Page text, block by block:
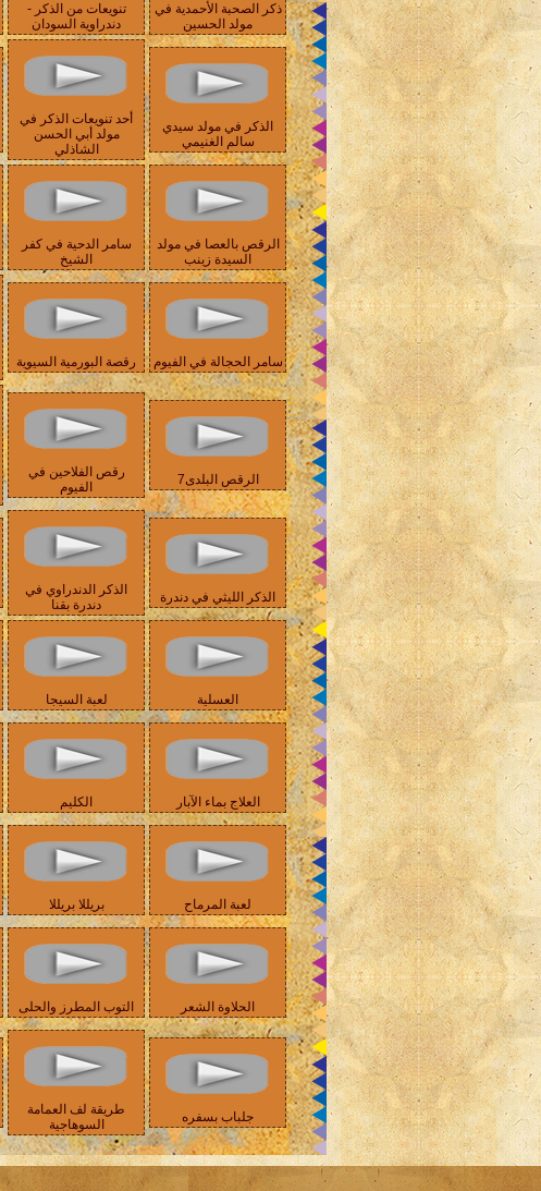
ذكر الصحبة الأحمدية في
مولد الحسين
تنويعات من الذكر -
دندراوية السودان
الذكر في مولد سيدي
سالم الغنيمي
أحد تنويعات الذكر في
مولد أبي الحسن
الشاذلي
الرقص بالعصا في مولد
السيدة زينب
سامر الدحية في كفر
الشيخ
سامر الحجالة في الفيوم رقصة البورمية السيوية
الرقص البلدى7
رقص الفلاحين في
الفيوم
الذكر الليثي في دندرة
الذكر الدندراوي في
دندرة بقنا
العسلية لعبة السيجا
العلاج بماء الآبار الكليم
لعبة المرماح بريللا بريللا
الحلاوة الشعر التوب المطرز والحلى
جلباب بسفره
طريقة لف العمامة
السوهاجية